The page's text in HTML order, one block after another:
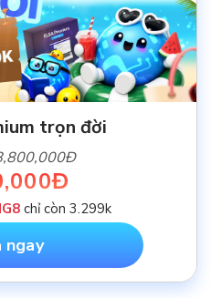
trọn đời
chỉ còn 3.299k
ngay